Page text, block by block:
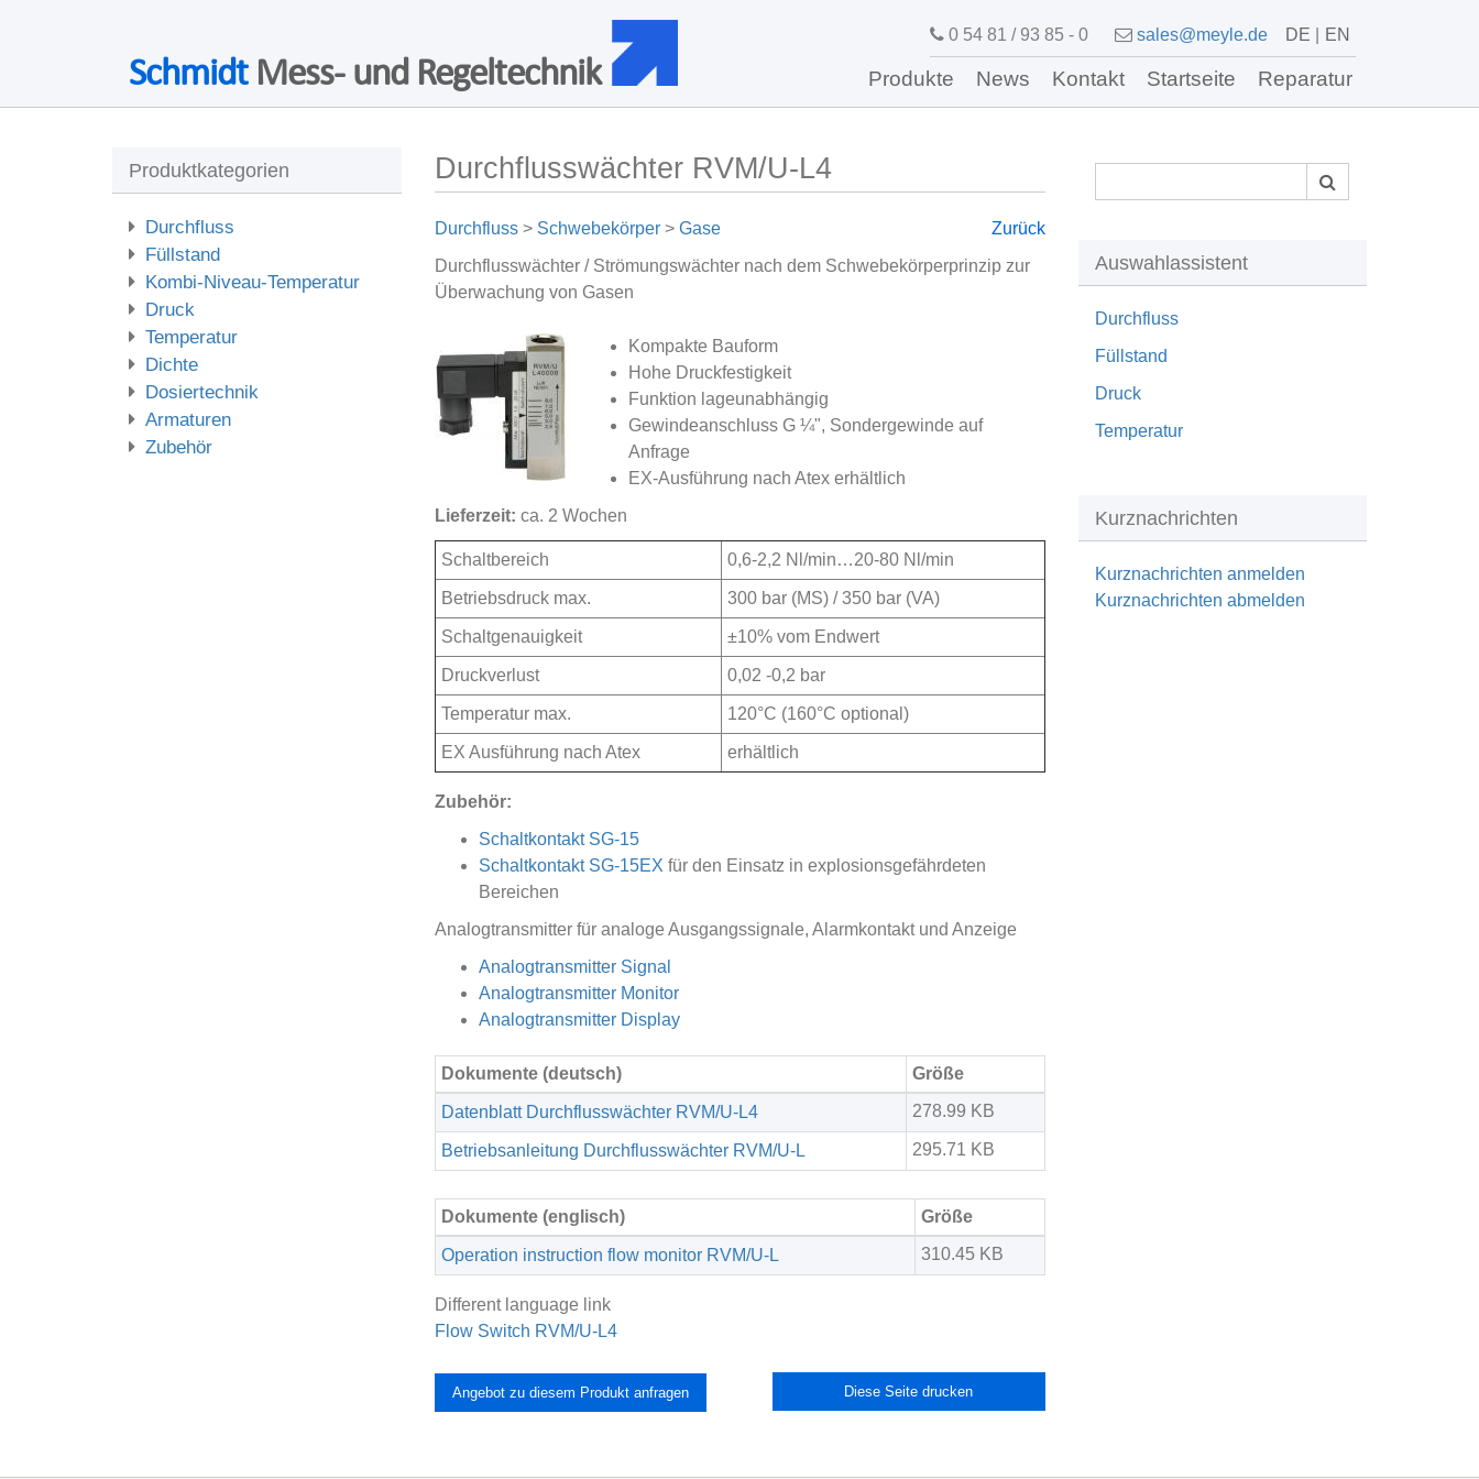
SchmidtMess- und Regeltechnik
0 54 81 / 93 85 - 0 sales@meyle.de DE EN
Produkte News Kontakt Startseite Reparatur
Produktkategorien
Durchfluss
Füllstand
Kombi-Niveau-Temperatur
Druck
Temperatur
Dichte
Dosiertechnik
Armaturen
Zubehör
Durchflusswächter RVM/U-L4
Zurück
Durchfluss> Schwebekörper> Gase
Durchflusswächter / Strömungswächter nach dem Schwebekörperprinzip zur
Überwachung von Gasen
Kompakte Bauform
Hohe Druckfestigkeit
Funktion lageunabhängig
Gewindeanschluss G ¼", Sondergewinde auf
Anfrage
EX-Ausführung nach Atex erhältlich
Lieferzeit: ca. 2 Wochen
Schaltbereich 0,6-2,2 Nl/min…20-80 Nl/min
Betriebsdruck max. 300 bar (MS) / 350 bar (VA)
Schaltgenauigkeit ±10% vom Endwert
Druckverlust 0,02 -0,2 bar
Temperatur max. 120°C (160°C optional)
EX Ausführung nach Atex erhältlich
Zubehör:
Schaltkontakt SG-15
Schaltkontakt SG-15EX für den Einsatz in explosionsgefährdeten
Bereichen
Analogtransmitter für analoge Ausgangssignale, Alarmkontakt und Anzeige
Analogtransmitter Signal
Analogtransmitter Monitor
Analogtransmitter Display
Dokumente (deutsch) Größe
Datenblatt Durchflusswächter RVM/U-L4 278.99 KB
Betriebsanleitung Durchflusswächter RVM/U-L 295.71 KB
Dokumente (englisch) Größe
Operation instruction flow monitor RVM/U-L 310.45 KB
Different language link
Flow Switch RVM/U-L4
Diese Seite drucken
Angebot zu diesem Produkt anfragen
Auswahlassistent
Durchfluss
Füllstand
Druck
Temperatur
Kurznachrichten
Kurznachrichten anmelden
Kurznachrichten abmelden